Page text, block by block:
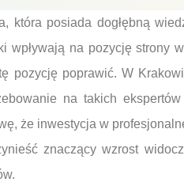
która posiada dogłębną
wpływają na pozycję strony
pozycję poprawić. W
na takich
że inwestycja w
znaczący wzrost